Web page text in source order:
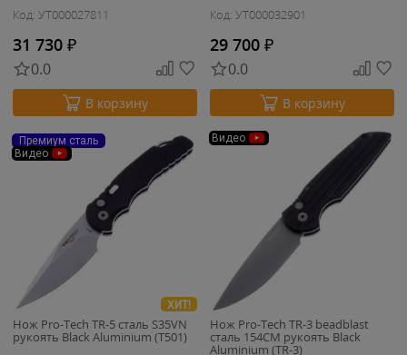
Код: УТ000027811
31 730 ₽
0.0
В корзину
Код: УТ000032901
29 700 ₽
0.0
В корзину
Премиум сталь
Видео
ХИТ!
Нож Pro-Tech TR-5 сталь S35VN
рукоять Black Aluminium (T501)
Видео
Нож Pro-Tech TR-3 beadblast
сталь 154CM рукоять Black
Aluminium (TR-3)